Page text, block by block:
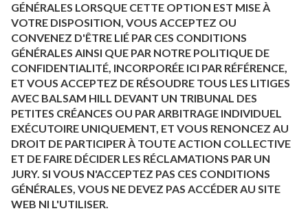
GÉNÉRALES LORSQUE CETTE OPTION EST MISE À
VOTRE DISPOSITION, VOUS ACCEPTEZ OU
CONVENEZ D'ÊTRE LIÉ PAR CES CONDITIONS
GÉNÉRALES AINSI QUE PAR NOTRE POLITIQUE DE
CONFIDENTIALITÉ, INCORPORÉE ICI PAR RÉFÉRENCE,
ET VOUS ACCEPTEZ DE RÉSOUDRE TOUS LES LITIGES
AVEC BALSAM HILL DEVANT UN TRIBUNAL DES
PETITES CRÉANCES OU PAR ARBITRAGE INDIVIDUEL
EXÉCUTOIRE UNIQUEMENT, ET VOUS RENONCEZ AU
DROIT DE PARTICIPER À TOUTE ACTION COLLECTIVE
ET DE FAIRE DÉCIDER LES RÉCLAMATIONS PAR UN
JURY. SI VOUS N'ACCEPTEZ PAS CES CONDITIONS
GÉNÉRALES, VOUS NE DEVEZ PAS ACCÉDER AU SITE
WEB NI L'UTILISER.